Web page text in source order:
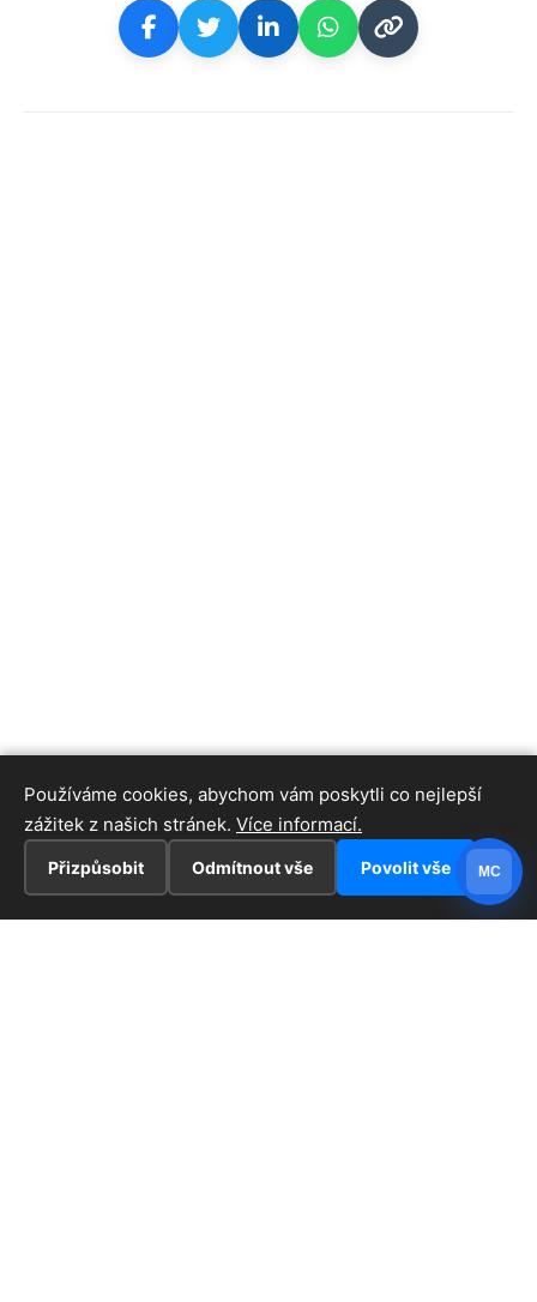
Používáme cookies, abychom vám poskytli co nejlepší
zážitek z našich stránek. Více informací.
Přizpůsobit Odmítnout vše Povolit vše MC